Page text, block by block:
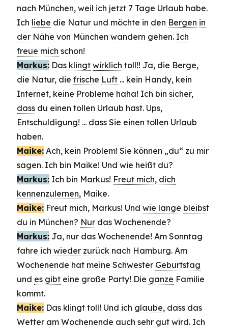
nach München, weil ich jetzt 7 Tage Urlaub habe.
Ich liebe die Natur und möchte in den Bergen in
der Nähe von München wandern gehen. Ich
freue mich schon!
Markus: Das klingt wirklich toll!! Ja, die Berge,
die Natur, die frische Luft ... kein Handy, kein
Internet, keine Probleme haha! Ich bin sicher,
dass du einen tollen Urlaub hast. Ups,
Entschuldigung! ... dass Sie einen tollen Urlaub
haben.
Maike: Ach, kein Problem! Sie können „du“ zu mir
sagen. Ich bin Maike! Und wie heißt du?
Markus: Ich bin Markus! Freut mich, dich
kennenzulernen, Maike.
Maike: Freut mich, Markus! Und wie lange bleibst
du in München? Nur das Wochenende?
Markus: Ja, nur das Wochenende! Am Sonntag
fahre ich wieder zurück nach Hamburg. Am
Wochenende hat meine Schwester Geburtstag
und es gibt eine große Party! Die ganze Familie
kommt.
Maike: Das klingt toll! Und ich glaube, dass das
Wetter am Wochenende auch sehr gut wird. Ich